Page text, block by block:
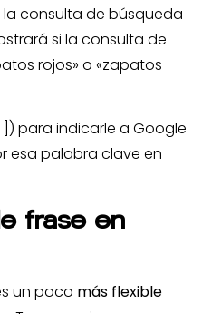
consulta de búsqueda
si la consulta de
rojos» o «zapatos
para indicarle a Google
esa palabra clave en
frase en
un poco más flexible